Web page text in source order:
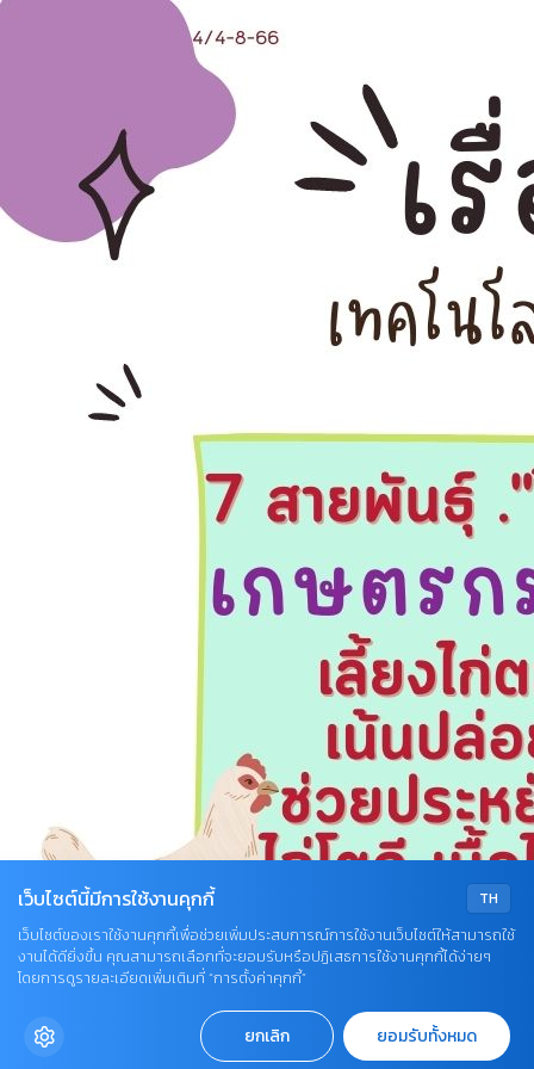
TH
เว็บไซต์นี้มีการใช้งานคุกกี้
เว็บไซต์ของเราใช้งานคุกกี้เพื่อช่วยเพิ่มประสบการณ์การใช้งานเว็บไซต์ให้สามารถใช้
งานได้ดียิ่งขึ้น คุณสามารถเลือกที่จะยอมรับหรือปฏิเสธการใช้งานคุกกี้ได้ง่ายๆ
โดยการดูรายละเอียดเพิ่มเติมที่ “การตั้งค่าคุกกี้”
ยกเลิก ยอมรับทั้งหมด